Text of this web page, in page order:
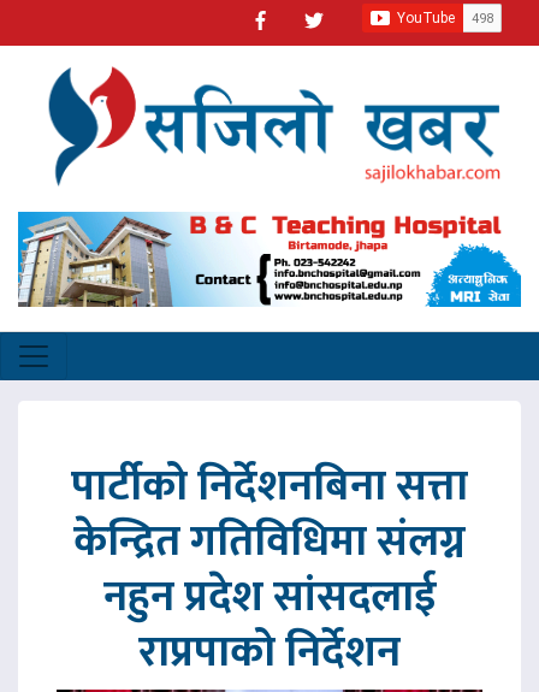
पार्टीको निर्देशनबिना सत्ता
केन्द्रित गतिविधिमा संलग्न
नहुन प्रदेश सांसदलाई
राप्रपाको निर्देशन